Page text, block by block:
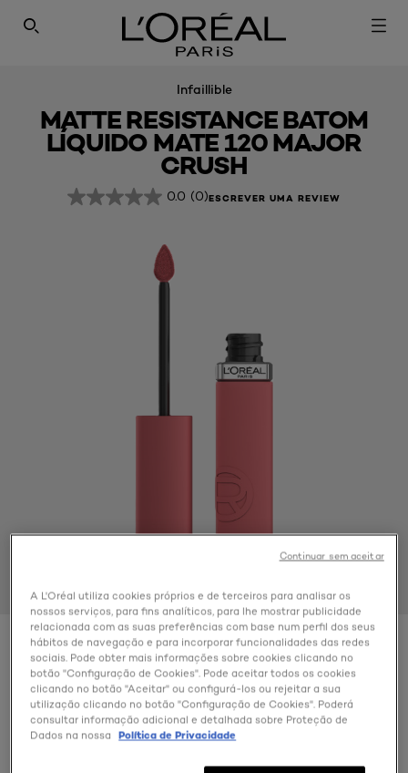
PESQUISAR NESTE SÍTIO
Infaillible
MATTE RESISTANCE BATOM
LÍQUIDO MATE 120 MAJOR
CRUSH
0.0 (0)ESCREVER UMA REVIEW
Color
120 Major Crush
A L'Oréal utiliza cookies próprios e de terceiros para analisar os
nossos serviços, para fins analíticos, para lhe mostrar publicidade
relacionada com as suas preferências com base num perfil dos seus
hábitos de navegação e para incorporar funcionalidades das redes
sociais. Pode obter mais informações sobre cookies clicando no
botão "Configuração de Cookies". Pode aceitar todos os cookies
clicando no botão "Aceitar" ou configurá-los ou rejeitar a sua
utilização clicando no botão "Configuração de Cookies". Poderá
consultar informação adicional e detalhada sobre Proteção de
Dados na nossa
Política de Privacidade
Continuar sem aceitar